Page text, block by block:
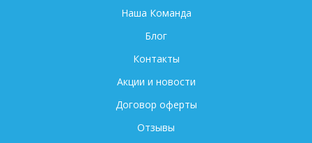
Наша Команда
Блог
Контакты
Акции и новости
Договор оферты
Отзывы